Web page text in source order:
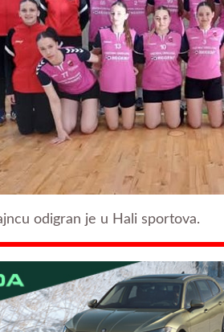
odigran je u Hali sportova.